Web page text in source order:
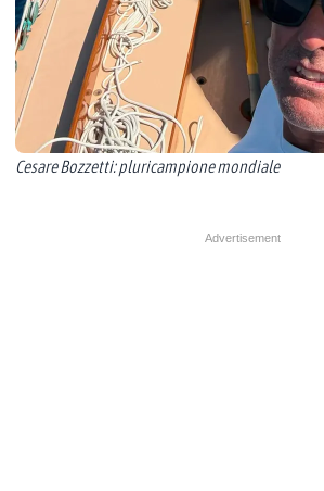
Cesare Bozzetti: pluricampione mondiale